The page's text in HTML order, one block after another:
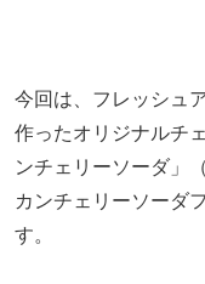
今回は、フレッシュ
作ったオリジナルチ
ンチェリーソーダ」
カンチェリーソーダ
す。